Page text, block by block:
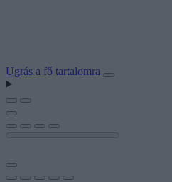
Ugrás a fő tartalomra